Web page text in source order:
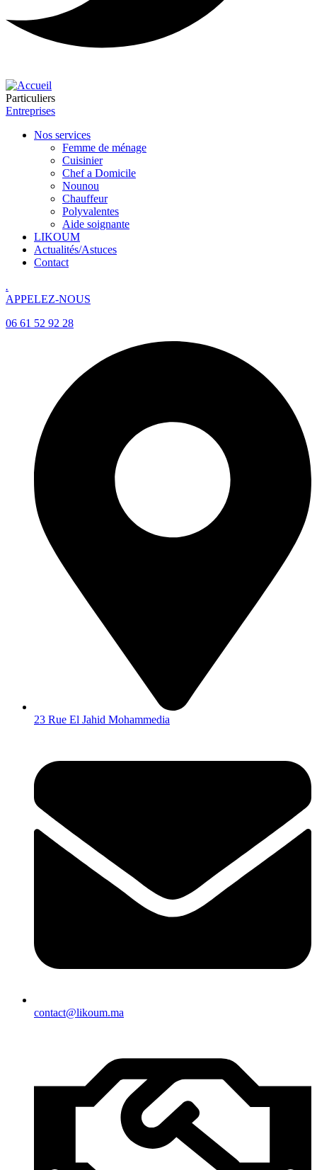
Particuliers
Entreprises
Nos services
Femme de ménage
Cuisinier
Chef a Domicile
Nounou
Chauffeur
Polyvalentes
Aide soignante
LIKOUM
Actualités/Astuces
Contact
.
APPELEZ-NOUS
06 61 52 92 28
23 Rue El Jahid Mohammedia
contact@likoum.ma